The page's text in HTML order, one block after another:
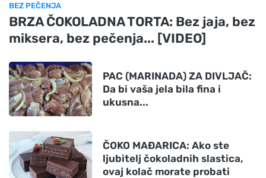
BEZ PEČENJA
BRZA ČOKOLADNA TORTA: Bez jaja, bez
miksera, bez pečenja... [VIDEO]
PAC (MARINADA) ZA DIVLJAČ:
Da bi vaša jela bila fina i
ukusna...
ČOKO MAĐARICA: Ako ste
ljubitelj čokoladnih slastica,
ovaj kolač morate probati